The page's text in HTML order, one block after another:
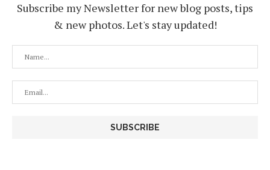
Subscribe my Newsletter for new blog posts, tips
& new photos. Let's stay updated!